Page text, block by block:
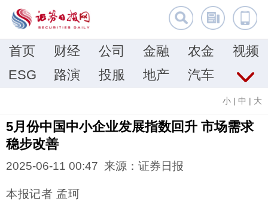
首页 财经 公司 金融 农金
视频
ESG
路演 投服 地产 汽车
小 | 中 | 大
5月份中国中小企业发展指数回升 市场需求
稳步改善
2025-06-11 00:47 来源：证券日报
本报记者 孟珂